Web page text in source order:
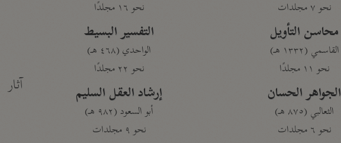
نحو ٧ مجلدات
محاسن التأويل
القاسمي (١٣٣٢ هـ)
نحو ١١ مجلدًا
الجواهر الحسان
الثعالبي (٨٧٥ هـ)
نحو ٦ مجلدات
نحو ١٦ مجلدًا
التفسير البسيط
الواحدي (٤٦٨ هـ)
نحو ٢٢ مجلدًا
إرشاد العقل السليم
أبو السعود (٩٨٢ هـ)
نحو ٩ مجلدات
آثار